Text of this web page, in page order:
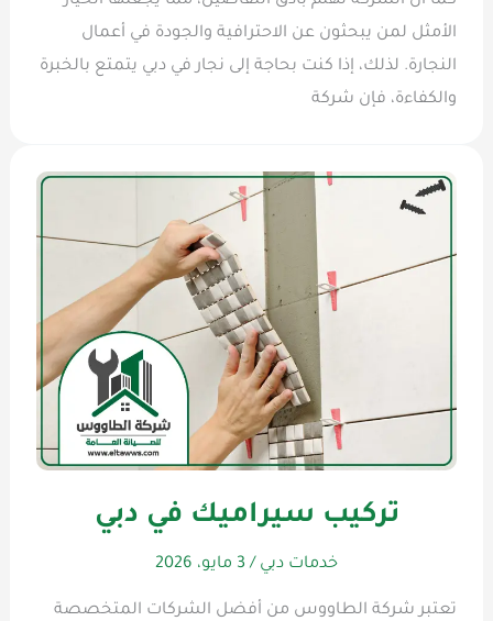
الأمثل لمن يبحثون عن الاحترافية والجودة في أعمال
النجارة. لذلك، إذا كنت بحاجة إلى نجار في دبي يتمتع بالخبرة
والكفاءة، فإن شركة
تركيب سيراميك في دبي
خدمات دبي / 3 مايو، 2026
تعتبر شركة الطاووس من أفضل الشركات المتخصصة